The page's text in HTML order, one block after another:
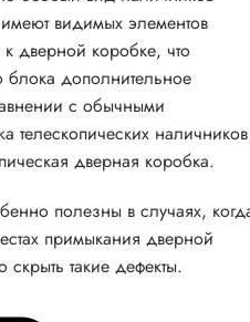
видимых элементов
дверной коробке, что
блока дополнительное
с обычными
телескопических наличников
дверная коробка.
полезны в случаях,
примыкания дверной
скрыть такие дефекты.